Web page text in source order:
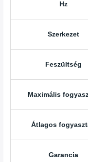
Hz
Szerkezet
Feszültség
Maximális
Átlagos
Garancia